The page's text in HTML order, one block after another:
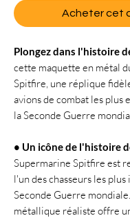
Acheter cet
Plongez dans l'histoire
cette maquette en métal
Spitfire, une réplique
avions de combat les plus
la Seconde Guerre
• Un icône de l'histoire
Supermarine Spitfire est
l'un des chasseurs les
Seconde Guerre
métallique réaliste offre